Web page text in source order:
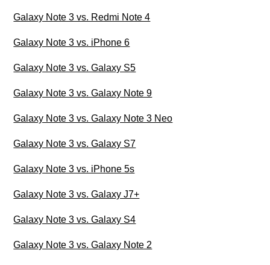
Galaxy Note 3 vs. Redmi Note 4
Galaxy Note 3 vs. iPhone 6
Galaxy Note 3 vs. Galaxy S5
Galaxy Note 3 vs. Galaxy Note 9
Galaxy Note 3 vs. Galaxy Note 3 Neo
Galaxy Note 3 vs. Galaxy S7
Galaxy Note 3 vs. iPhone 5s
Galaxy Note 3 vs. Galaxy J7+
Galaxy Note 3 vs. Galaxy S4
Galaxy Note 3 vs. Galaxy Note 2